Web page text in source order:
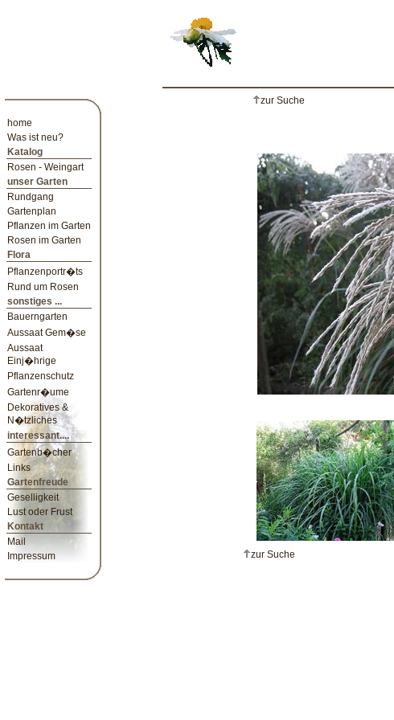
home
Was ist neu?
Katalog
Rosen - Weingart
unser Garten
Rundgang
Gartenplan
Pflanzen im Garten
Rosen im Garten
Flora
Pflanzenportr�ts
Rund um Rosen
sonstiges ...
Bauerngarten
Aussaat Gem�se
Aussaat
Einj�hrige
Pflanzenschutz
Gartenr�ume
Dekoratives &
N�tzliches
interessant....
Gartenb�cher
Links
Gartenfreude
Geselligkeit
Lust oder Frust
Kontakt
Mail
Impressum
zur Suche
zur Suche